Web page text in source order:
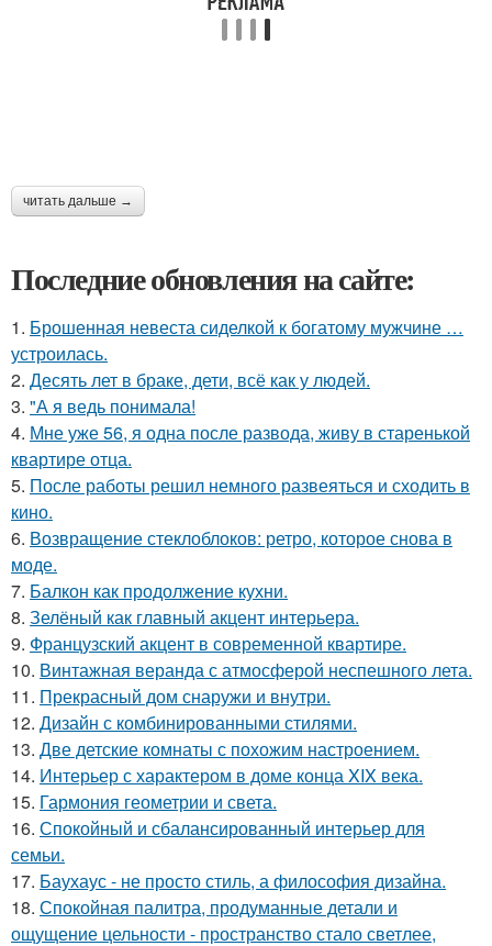
читать дальше →
Последние обновления на сайте:
1. Брошенная невеста сиделкой к богатому мужчине …
устроилась.
2. Десять лет в браке, дети, всё как у людей.
3. "А я ведь понимала!
4. Мне уже 56, я одна после развода, живу в старенькой
квартире отца.
5. После работы решил немного развеяться и сходить в
кино.
6. Возвращение стеклоблоков: ретро, которое снова в
моде.
7. Балкон как продолжение кухни.
8. Зелёный как главный акцент интерьера.
9. Французский акцент в современной квартире.
10. Винтажная веранда с атмосферой неспешного лета.
11. Прекрасный дом снаружи и внутри.
12. Дизайн с комбинированными стилями.
13. Две детские комнаты с похожим настроением.
14. Интерьер с характером в доме конца XIX века.
15. Гармония геометрии и света.
16. Спокойный и сбалансированный интерьер для
семьи.
17. Баухаус - не просто стиль, а философия дизайна.
18. Спокойная палитра, продуманные детали и
ощущение цельности - пространство стало светлее,